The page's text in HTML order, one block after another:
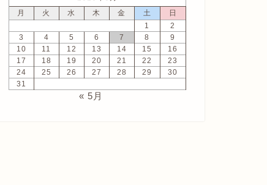
月
火 水 木 金 土
日
1
2
3
4 5 6 7 8
9
10
11 12 13 14 15
16
17
18 19 20 21 22
23
24
25 26 27 28 29
30
31
« 5月